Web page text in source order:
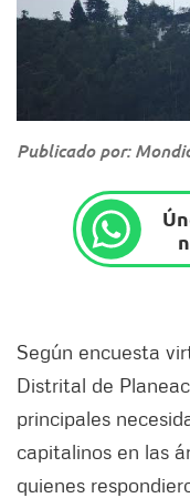
Publicado por:
Según encuesta
Distrital de
principales
capitalinos en las
quienes